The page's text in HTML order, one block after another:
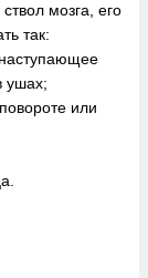
мозга, его
так:
ушах;
или